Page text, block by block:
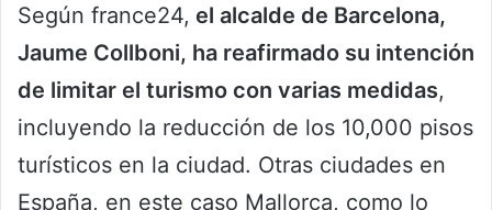
Según france24, el alcalde de Barcelona,
Jaume Collboni, ha reafirmado su intención
de limitar el turismo con varias medidas,
incluyendo la reducción de los 10,000 pisos
turísticos en la ciudad. Otras ciudades en
España, en este caso Mallorca, como lo